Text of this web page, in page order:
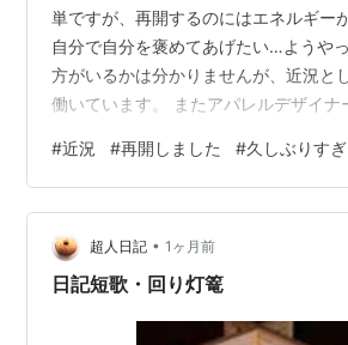
単ですが、再開するのにはエネルギー
自分で自分を褒めてあげたい…ようや
方がいるかは分かりませんが、近況と
働いています。 またアパレルデザイナ
す。 疲れ果てて21時に寝ることもしば
グでは散々働きたくね〜〜と言い募っ
も変わらず本当に働きたくね〜〜と思
ばらく休んでから、それでも生活をや
るな…と思い直し、一旦魂の自由より
#近況 #再開しました #久しぶりす
超人日記 • 1ヶ月前
日記短歌・回り灯篭